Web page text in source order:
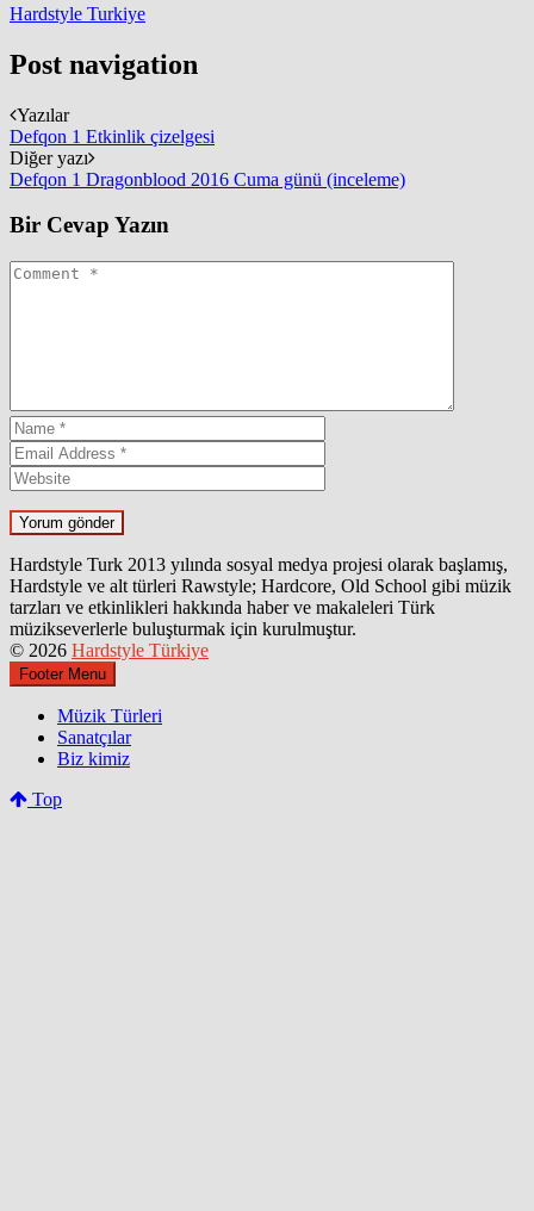
Hardstyle Turkiye
Post navigation
Yazılar
Defqon 1 Etkinlik çizelgesi
Diğer yazı
Defqon 1 Dragonblood 2016 Cuma günü (inceleme)
Bir Cevap Yazın
Hardstyle Turk 2013 yılında sosyal medya projesi olarak başlamış,
Hardstyle ve alt türleri Rawstyle; Hardcore, Old School gibi müzik
tarzları ve etkinlikleri hakkında haber ve makaleleri Türk
müzikseverlerle buluşturmak için kurulmuştur.
© 2026 Hardstyle Türkiye
Footer Menu
Müzik Türleri
Sanatçılar
Biz kimiz
Top